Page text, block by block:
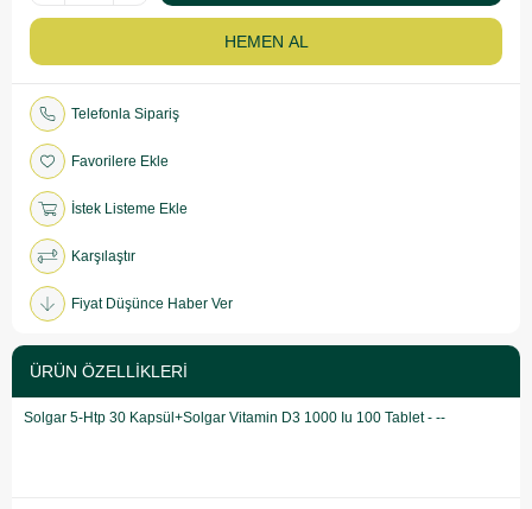
Telefonla Sipariş
Favorilere Ekle
İstek Listeme Ekle
Karşılaştır
Fiyat Düşünce Haber Ver
ÜRÜN ÖZELLIKLERI
Solgar 5-Htp 30 Kapsül+Solgar Vitamin D3 1000 Iu 100 Tablet - --